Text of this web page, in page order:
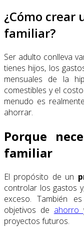
¿Cómo crear
familiar?
Ser adulto conlleva
tienes hijos, los
mensuales de la
comestibles y el
menudo es
ahorrar.
Porque
familiar
El propósito de un
controlar los gastos
exceso. También
objetivos de ahorro
proyectos futuros.